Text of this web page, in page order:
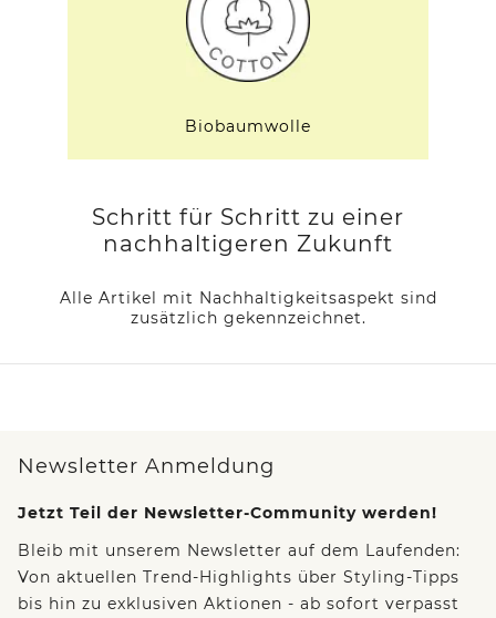
Biobaumwolle
Schritt für Schritt zu einer
nachhaltigeren Zukunft
Alle Artikel mit Nachhaltigkeitsaspekt sind
zusätzlich gekennzeichnet.
Newsletter Anmeldung
Jetzt Teil der Newsletter-Community werden!
Bleib mit unserem Newsletter auf dem Laufenden:
Von aktuellen Trend-Highlights über Styling-Tipps
bis hin zu exklusiven Aktionen - ab sofort verpasst